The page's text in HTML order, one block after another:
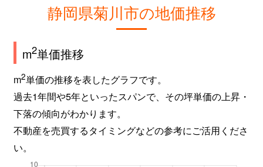
静岡県菊川市の地価推移
m2単価推移
m2単価の推移を表したグラフです。
過去1年間や5年といったスパンで、その坪単価の上昇・
下落の傾向がわかります。
不動産を売買するタイミングなどの参考にご活用くださ
い。